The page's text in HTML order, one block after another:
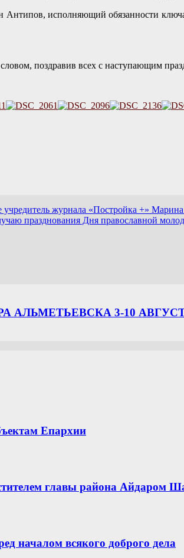
исполняющий обязанности
поздравив всех с наступающим
журнала «Постройка +»
празднования Дня православной
3-10
Епархии
главы района Айдаром
началом всякого доброго дела